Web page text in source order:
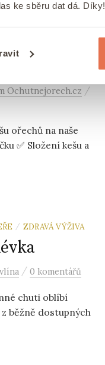
ke sběru dat dá. Díky!
Ochutnejorech.cz /
ořechů na naše
✅ Složení kešu a
/ ZDRAVÁ VÝŽIVA
/ 0 komentářů
chuti oblíbí
běžně dostupných